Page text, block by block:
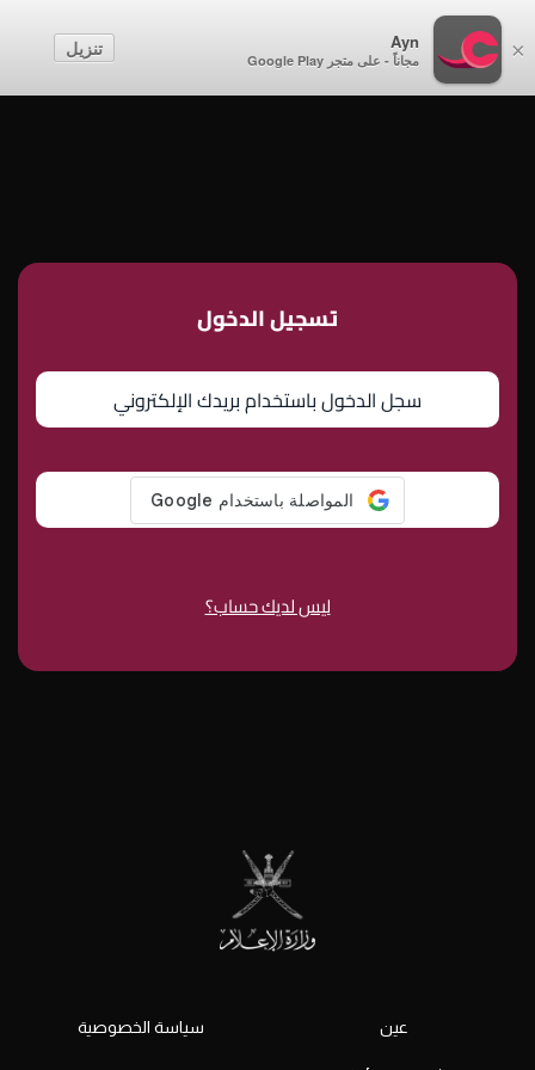
×
Ayn
مجاناً - على متجر Google Play
تنزيل
إنشاء حساب
تسجيل الدخول
سجل الدخول باستخدام بريدك الإلكتروني
ليس لديك حساب؟
عين سياسة الخصوصية